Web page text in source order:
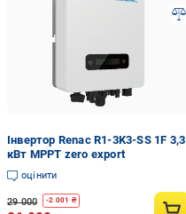
Інвертор Renac R1-3K3-SS 1F 3,3
кВт MPPT zero export
оцінити
29 000 -2 001 ₴